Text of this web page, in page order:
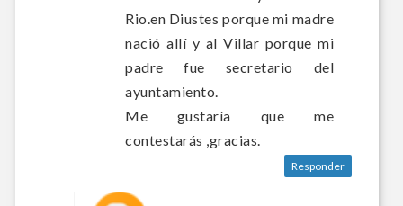
Rio.en Diustes porque mi madre
nació allí y al Villar porque mi
padre fue secretario del
ayuntamiento.
Me gustaría que me
contestarás ,gracias.
Responder